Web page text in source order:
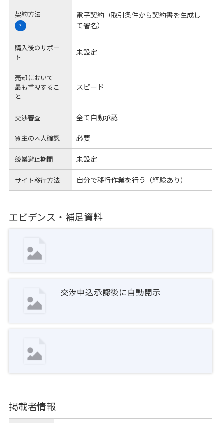
契約方法
?
電子契約（取引条件から契約書を生成し
て署名）
購入後のサポー
ト
未設定
売却において
最も重視するこ
と
スピード
交渉審査 全て自動承認
買主の本人確認 必要
競業避止期間 未設定
サイト移行方法 自分で移行作業を行う（経験あり）
エビデンス・補足資料
交渉申込承認後に自動開示
掲載者情報